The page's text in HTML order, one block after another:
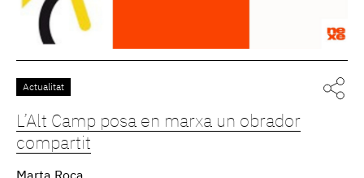
Actualitat
L’Alt Camp posa en marxa un obrador
compartit